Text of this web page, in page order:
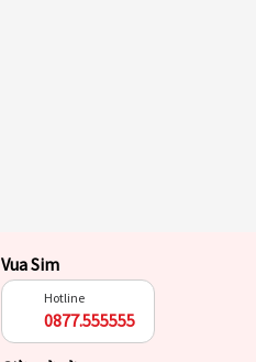
Vua Sim
Hotline
0877.555555